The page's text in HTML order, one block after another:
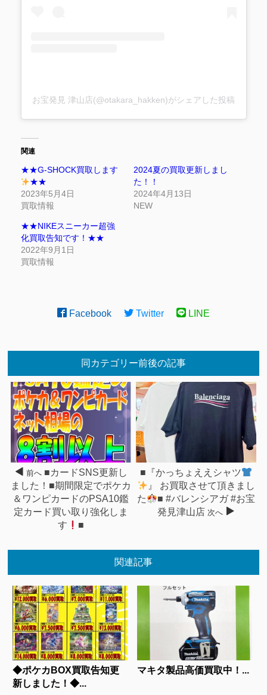
お宝発見 津山店(@otakara_hakken)がシェアした投稿
関連
★★G-SHOCK買取します
★★
2023年5月4日
買取情報
2024夏の買取更新しまし
た！！
2024年4月13日
NEW
★★NIKEスニーカー超強
化買取告知です！★★
2022年9月1日
買取情報
Facebook Twitter LINE
同カテゴリー前後の記事
前へ ■カードSNS更新し
ました！■期間限定でポケカ
＆ワンピカードのPSA10鑑
定カード買い取り強化しま
す
■
■『かっちょええシャツ
』 お買取させて頂きまし
た
■ #バレンシアガ #お宝
発見津山店 次へ
関連記事
◆ポケカBOX買取告知更
新しました！◆...
マキタ製品高価買取中！...